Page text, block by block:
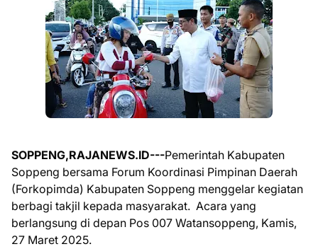
SOPPENG,RAJANEWS.ID---Pemerintah Kabupaten
Soppeng bersama Forum Koordinasi Pimpinan Daerah
(Forkopimda) Kabupaten Soppeng menggelar kegiatan
berbagi takjil kepada masyarakat. Acara yang
berlangsung di depan Pos 007 Watansoppeng, Kamis,
27 Maret 2025.